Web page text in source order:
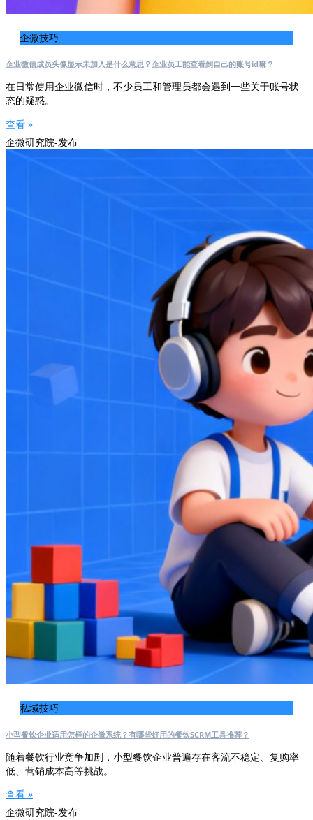
企微技巧
企业微信成员头像显示未加入是什么意思？企业员工能查看到自己的账号id嘛？
在日常使用企业微信时，不少员工和管理员都会遇到一些关于账号状
态的疑惑。
查看 »
企微研究院-发布
私域技巧
小型餐饮企业适用怎样的企微系统？有哪些好用的餐饮SCRM工具推荐？
随着餐饮行业竞争加剧，小型餐饮企业普遍存在客流不稳定、复购率
低、营销成本高等挑战。
查看 »
企微研究院-发布